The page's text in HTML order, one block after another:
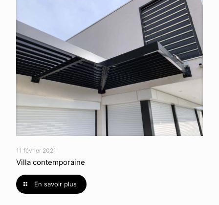
11 février 2021
Villa contemporaine
En savoir plus